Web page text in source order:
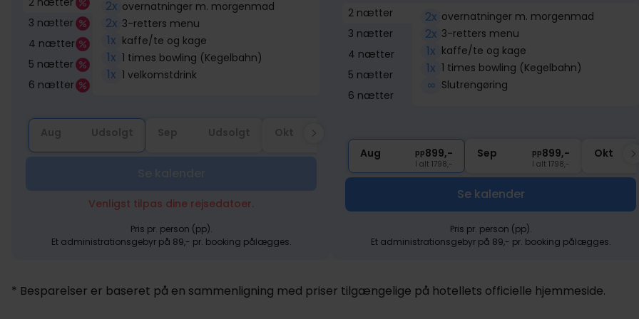
3 nætter
4 nætter
5 nætter
6 nætter
2x overnatninger m. morgenmad
2x 3-retters menu
1x kaffe/te og kage
1x 1 times bowling (Kegelbahn)
1x 1 velkomstdrink
I alt 1458,-
Venligst tilpas dine rejsedatoer.
Pris pr. person (pp).
Et administrationsgebyr på 89,- pr. booking pålægges.
2 nætter
3 nætter
4 nætter
5 nætter
6 nætter
2x overnatninger m. morgenmad
2x 3-retters menu
1x kaffe/te og kage
1x 1 times bowling (Kegelbahn)
∞ Slutrengøring
Aug pp899,-
I alt 1798,-
Sep pp899,-
I alt 1798,-
Okt
Se kalender
Pris pr. person (pp).
Et administrationsgebyr på 89,- pr. booking pålægges.
* Besparelser er baseret på en sammenligning med priser tilgængelige på hotellets officielle hjemmeside.